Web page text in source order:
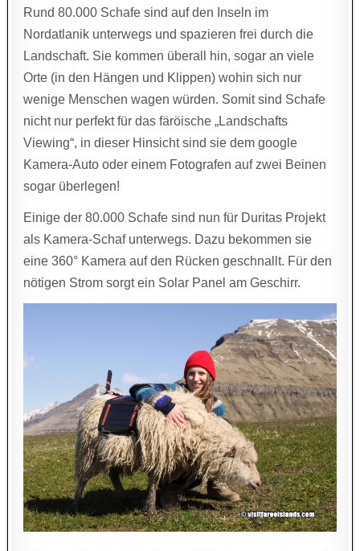
Rund 80.000 Schafe sind auf den Inseln im
Nordatlanik unterwegs und spazieren frei durch die
Landschaft. Sie kommen überall hin, sogar an viele
Orte (in den Hängen und Klippen) wohin sich nur
wenige Menschen wagen würden. Somit sind Schafe
nicht nur perfekt für das färöische „Landschafts
Viewing“, in dieser Hinsicht sind sie dem google
Kamera-Auto oder einem Fotografen auf zwei Beinen
sogar überlegen!
Einige der 80.000 Schafe sind nun für Duritas Projekt
als Kamera-Schaf unterwegs. Dazu bekommen sie
eine 360° Kamera auf den Rücken geschnallt. Für den
nötigen Strom sorgt ein Solar Panel am Geschirr.